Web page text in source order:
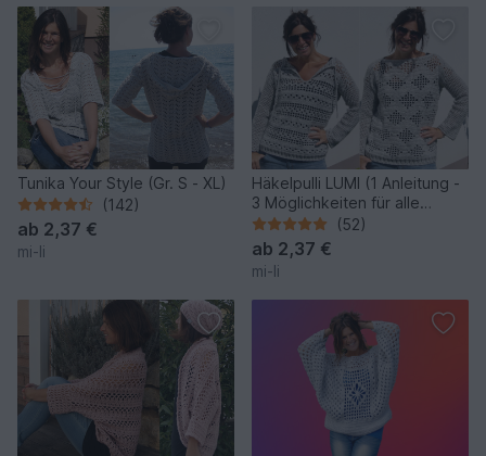
Tunika Your Style (Gr. S - XL)
(142)
ab 2,37 €
mi-li
Häkelpulli LUMI (1 Anleitung -
3 Möglichkeiten für alle
Größen)
(52)
ab 2,37 €
mi-li